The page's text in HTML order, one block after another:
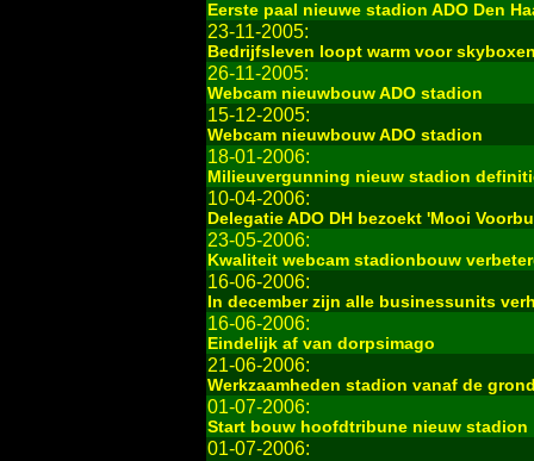
Eerste paal nieuwe stadion ADO Den
23-11-2005:
Bedrijfsleven loopt warm voor
26-11-2005:
Webcam nieuwbouw ADO stadion
15-12-2005:
Webcam nieuwbouw ADO stadion
18-01-2006:
Milieuvergunning nieuw stadion
10-04-2006:
Delegatie ADO DH bezoekt 'Mooi
23-05-2006:
Kwaliteit webcam stadionbouw
16-06-2006:
In december zijn alle businessunits
16-06-2006:
Eindelijk af van dorpsimago
21-06-2006:
Werkzaamheden stadion vanaf de
01-07-2006:
Start bouw hoofdtribune nieuw stadion
01-07-2006: